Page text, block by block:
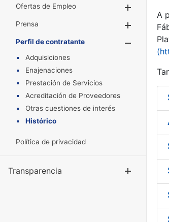
Ofertas de Empleo
Prensa
Perfil de contratante
Adquisiciones
Enajenaciones
Prestación de Servicios
Acreditación de Proveedores
Otras cuestiones de interés
Histórico
Política de privacidad
Transparencia
A